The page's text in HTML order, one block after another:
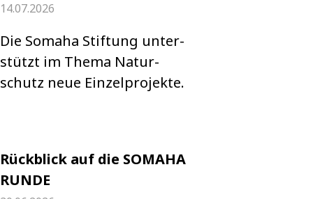
14.07.2026
Die Somaha Stif­tung unter­
stützt im Thema Natur­
schutz neue Ein­zel­pro­jekte.
Rückblick auf die SOMAHA
RUNDE